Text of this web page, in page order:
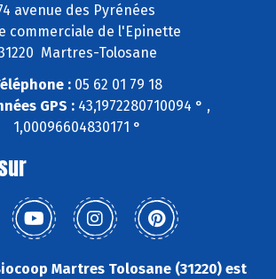
avenue des Pyrénées
commerciale de l'Epinette
Martres-Tolosane
: 05 62 01 79 18
GPS :43,1972280710094 ° ,
1,00096604830171 °
Martres Tolosane (31220) est